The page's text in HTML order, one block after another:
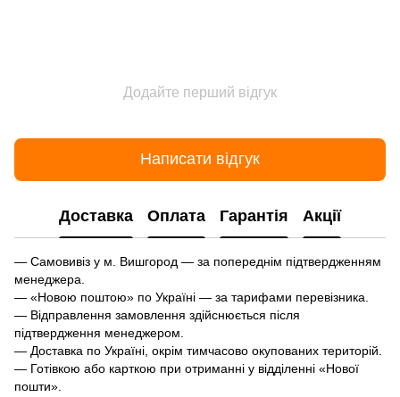
Додайте перший відгук
Написати відгук
Доставка Оплата Гарантія Акції
— Самовивіз у м. Вишгород — за попереднім підтвердженням
менеджера.
— «Новою поштою» по Україні — за тарифами перевізника.
— Відправлення замовлення здійснюється після
підтвердження менеджером.
— Доставка по Україні, окрім тимчасово окупованих територій.
— Готівкою або карткою при отриманні у відділенні «Нової
пошти».